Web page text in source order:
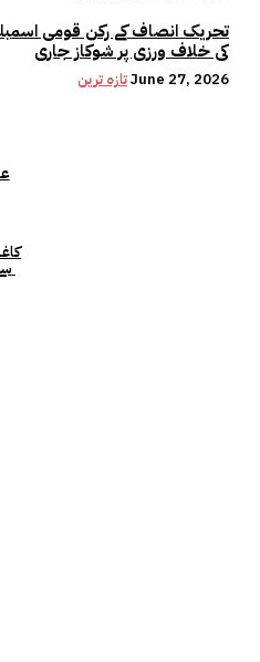
تحریک انصاف کے رکن قومی
کی خلاف ورزی پر شوکاز جاری
تازہ ترینJune 27, 2026